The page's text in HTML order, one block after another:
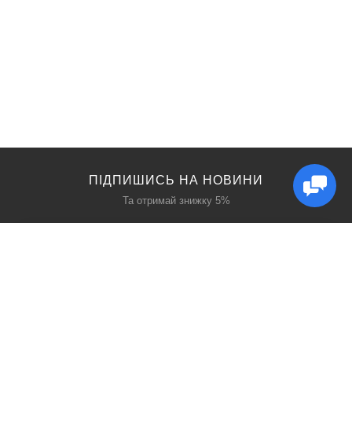
ПІДПИШИСЬ НА НОВИНИ
Та отримай знижку 5%